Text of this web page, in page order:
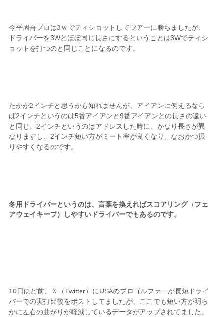
今平周吾プロは3ｗでティショットしてツアーに勝ちましたが、
ドライバーを3Wとほぼ同じ長さにするということは3Wでティシ
ョットを打つのと同じことになるのです。
たかが2インチと思うかも知れませんが、アイアンに例えるなら
ば2インチというのは5番アイアンと9番アイアンとの長さの違い
と同じ。2インチというのはアドレスした時に、かなり長さが異
なりますし、2インチ短い方がミート率が良くなり、なおかつ振
りやすくなるのです。
冬用ドライバーというのは、言葉を換えればスコアリング（フェ
アウェイキープ）しやすいドライバーでもあるのです。
10日ほど前、Ｘ（Twitter）にUSAのプロゴルファーが長短ドライ
バーでの実打比較をポストしてましたが、ここでも短い方が明ら
かに左右の曲がりが軽減しているデータがアップされてました。